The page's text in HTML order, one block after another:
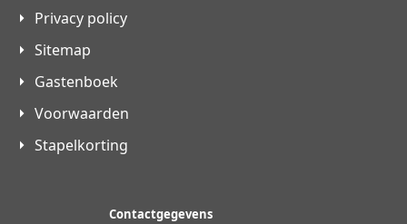
Privacy policy
Sitemap
Gastenboek
Voorwaarden
Stapelkorting
Contactgegevens